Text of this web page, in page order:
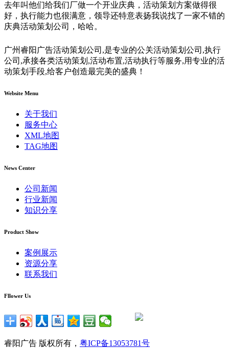
去年叫他们给我们厂做一个开业庆典，活动策划方案做得很
好，执行能力也很满意，领导还特意表扬我说找了一家不错的
庆典活动策划公司，哈哈。
广州睿阳广告活动策划公司,是专业的公关活动策划公司,执行
公司,承接各类活动策划,活动布置,活动执行等服务,用专业的活
动策划手段,给客户创造最完美的盛典！
Website Menu
关于我们
服务中心
XML地图
TAG地图
News Center
公司新闻
行业新闻
知识分享
Product Show
案例展示
资源分享
联系我们
Fllower Us
睿阳广告 版权所有， 粤ICP备13053781号